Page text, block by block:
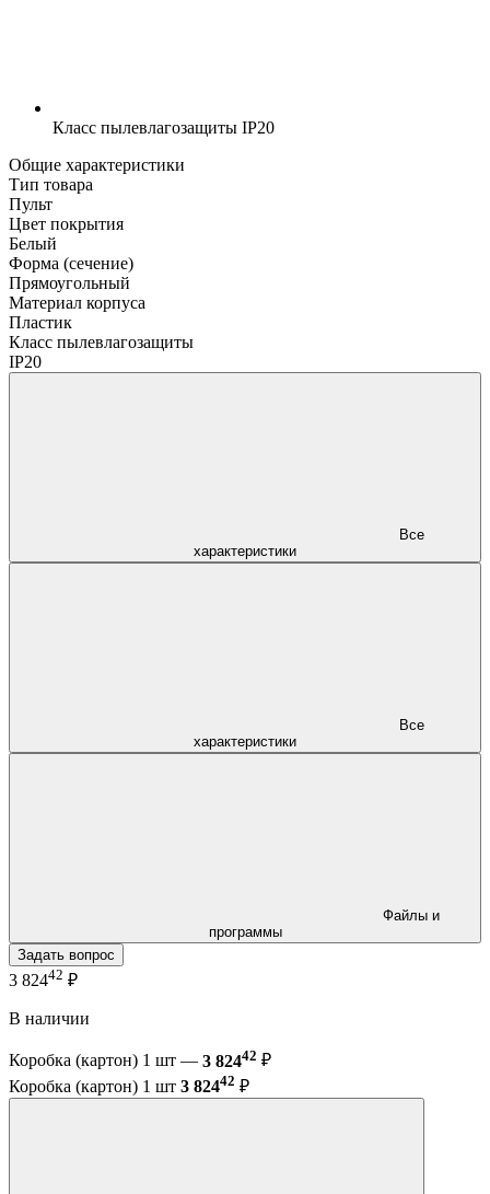
Класс пылевлагозащиты IP20
Общие характеристики
Тип товара
Пульт
Цвет покрытия
Белый
Форма (сечение)
Прямоугольный
Материал корпуса
Пластик
Класс пылевлагозащиты
IP20
характеристики
характеристики
программы
Задать вопрос
3 82442 ₽
В наличии
Коробка (картон) 1 шт — 3 82442 ₽
Коробка (картон) 1 шт 3 82442 ₽